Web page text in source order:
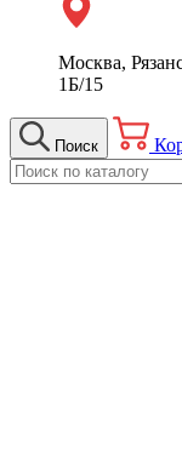
Москва,
1Б/15
Поиск